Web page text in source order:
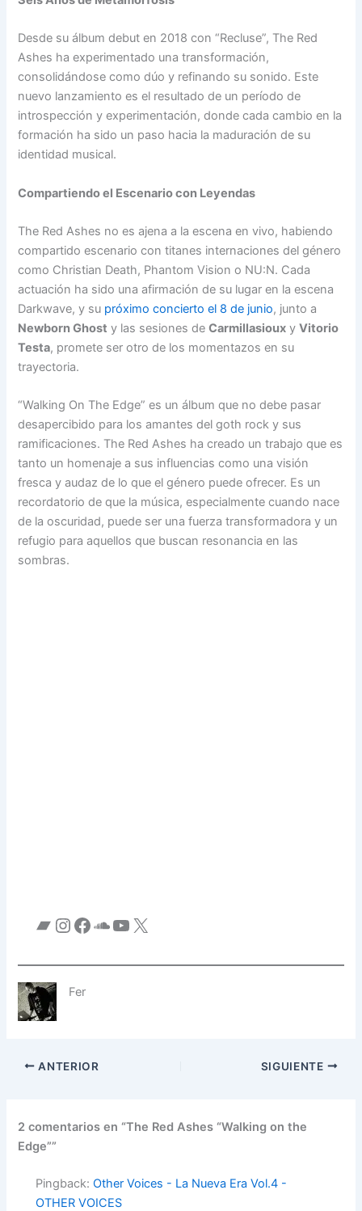
Desde su álbum debut en 2018 con “Recluse”, The Red
Ashes ha experimentado una transformación,
consolidándose como dúo y refinando su sonido. Este
nuevo lanzamiento es el resultado de un período de
introspección y experimentación, donde cada cambio en la
formación ha sido un paso hacia la maduración de su
identidad musical.
Compartiendo el Escenario con Leyendas
The Red Ashes no es ajena a la escena en vivo, habiendo
compartido escenario con titanes internaciones del género
como Christian Death, Phantom Vision o NU:N. Cada
actuación ha sido una afirmación de su lugar en la escena
Darkwave, y su próximo concierto el 8 de junio, junto a
Newborn Ghost y las sesiones deCarmillasioux yVitorio
Testa, promete ser otro de los momentazos en su
trayectoria.
“Walking On The Edge” es un álbum que no debe pasar
desapercibido para los amantes del goth rock y sus
ramificaciones. The Red Ashes ha creado un trabajo que es
tanto un homenaje a sus influencias como una visión
fresca y audaz de lo que el género puede ofrecer. Es un
recordatorio de que la música, especialmente cuando nace
de la oscuridad, puede ser una fuerza transformadora y un
refugio para aquellos que buscan resonancia en las
sombras.
Fer
ANTERIOR SIGUIENTE
2 comentarios en “The Red Ashes “Walking on the
Edge””
Pingback:Other Voices - La Nueva Era Vol.4 -
OTHER VOICES